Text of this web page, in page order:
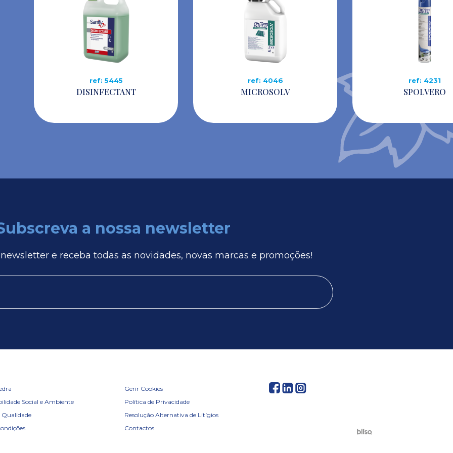
ref: 5445
DISINFECTANT
ref: 4046
MICROSOLV
ref: 4231
SPOLVERO
a nossa newsletter
e receba todas as novidades, novas marcas e promoções!
Social e Ambiente
Qualidade
Gerir Cookies
Política de Privacidade
Resolução Alternativa de Litígios
Contactos